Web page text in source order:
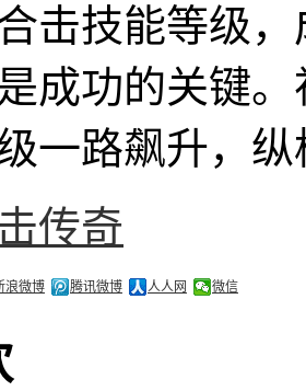
击技能等级
成功的关键
一路飙升，
传奇
浪微博 腾讯微博 人人网 微信